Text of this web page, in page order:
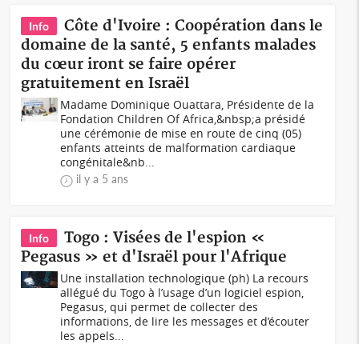
Info
Côte d'Ivoire : Coopération dans le
domaine de la santé, 5 enfants malades
du cœur iront se faire opérer
gratuitement en Israël
Madame Dominique Ouattara, Présidente de la
Fondation Children Of Africa,&nbsp;a présidé
une cérémonie de mise en route de cinq (05)
enfants atteints de malformation cardiaque
congénitale&nb...
il y a 5 ans
Info
Togo : Visées de l'espion «
Pegasus » et d'Israël pour l'Afrique
Une installation technologique (ph) La recours
allégué du Togo à l’usage d’un logiciel espion,
Pegasus, qui permet de collecter des
informations, de lire les messages et d’écouter
les appels...